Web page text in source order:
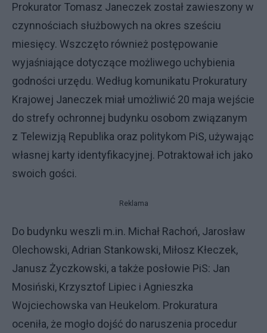
Prokurator Tomasz Janeczek został zawieszony w
czynnościach służbowych na okres sześciu
miesięcy. Wszczęto również postępowanie
wyjaśniające dotyczące możliwego uchybienia
godności urzędu. Według komunikatu Prokuratury
Krajowej Janeczek miał umożliwić 20 maja wejście
do strefy ochronnej budynku osobom związanym
z Telewizją Republika oraz politykom PiS, używając
własnej karty identyfikacyjnej. Potraktował ich jako
swoich gości.
Reklama
Do budynku weszli m.in. Michał Rachoń, Jarosław
Olechowski, Adrian Stankowski, Miłosz Kłeczek,
Janusz Życzkowski, a także posłowie PiS: Jan
Mosiński, Krzysztof Lipiec i Agnieszka
Wojciechowska van Heukelom. Prokuratura
oceniła, że mogło dojść do naruszenia procedur